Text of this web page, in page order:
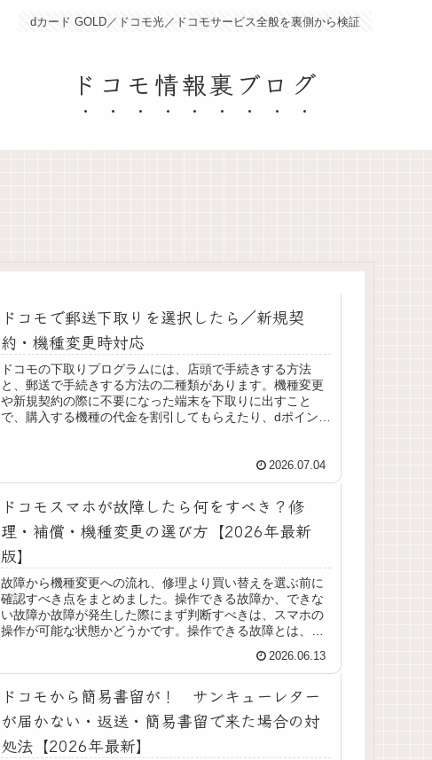
dカード GOLD／ドコモ光／ドコモサービス全般を裏側から検証
ドコモ情報裏ブログ
ドコモで郵送下取りを選択したら／新規契
約・機種変更時対応
ドコモの下取りプログラムには、店頭で手続きする方法
と、郵送で手続きする方法の二種類があります。機種変更
や新規契約の際に不要になった端末を下取りに出すこと
で、購入する機種の代金を割引してもらえたり、dポイント
2026.07.04
ドコモスマホが故障したら何をすべき？修
理・補償・機種変更の選び方【2026年最新
版】
故障から機種変更への流れ、修理より買い替えを選ぶ前に
確認すべき点をまとめました。操作できる故障か、できな
い故障か故障が発生した際にまず判断すべきは、スマホの
操作が可能な状態かどうかです。操作できる故障とは、外
2026.06.13
ドコモから簡易書留が！ サンキューレター
が届かない・返送・簡易書留で来た場合の対
処法【2026年最新】